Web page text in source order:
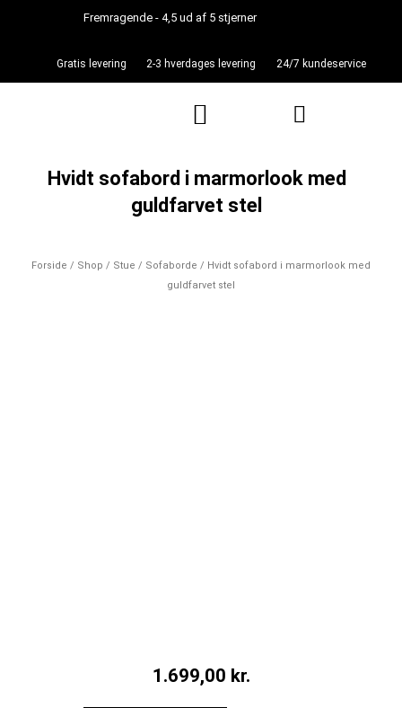
Fremragende - 4,5 ud af 5 stjerner
Gratis levering 2-3 hverdages levering 24/7 kundeservice
Kurv
Hvidt sofabord i marmorlook med
guldfarvet stel
Forside / Shop / Stue / Sofaborde / Hvidt sofabord i marmorlook med
guldfarvet stel
1.699,00 kr.